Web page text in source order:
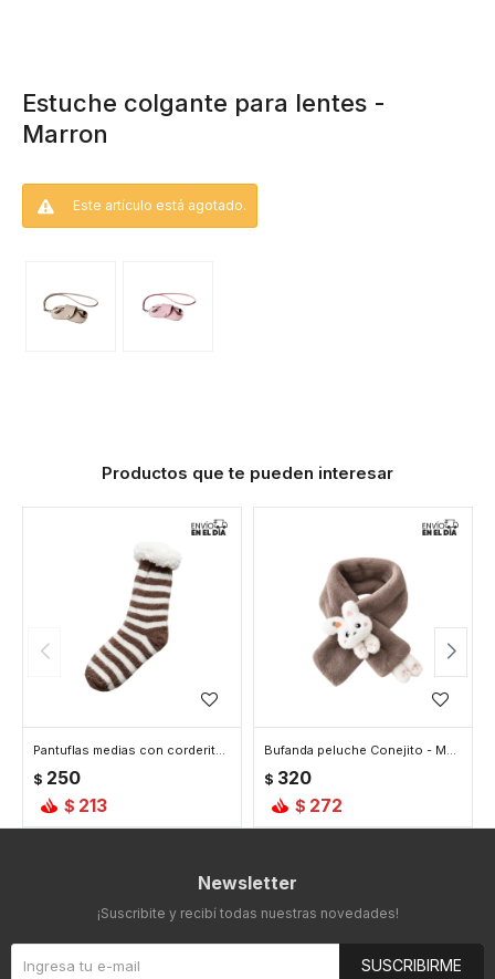
Estuche colgante para lentes -
Marron
Este artículo está agotado.
Productos que te pueden interesar
Pantuflas medias con corderito Rayas - Marron
$ 250
$ 213
Bufanda peluche Conejito - Marron
$ 320
$ 272
Newsletter
¡Suscribite y recibí todas nuestras novedades!
SUSCRIBIRME